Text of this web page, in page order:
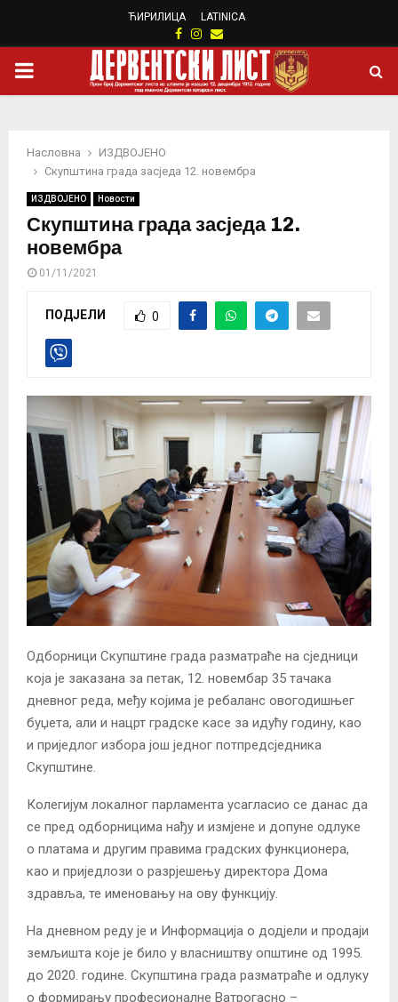
ЋИРИЛИЦА LATINICA
Facebook
Instagram
Email
PRIMARY
Насловна
ИЗДВОЈЕНО
Скупштина града засједа 12. новембра
ИЗДВОЈЕНО Новости
Скупштина града засједа 12.
новембра
01/11/2021
ПОДЈЕЛИ 0
Одборници Скупштине града разматраће на сједници
која је заказана за петак, 12. новембар 35 тачака
дневног реда, међу којима је ребаланс овогодишњег
буџета, али и нацрт градске касе за идућу годину, као
и приједлог избора још једног потпредсједника
Скупштине.
Колегијум локалног парламента усагласио се данас да
се пред одборницима нађу и измјене и допуне одлуке
о платама и другим правима градских функционера,
као и приједлози о разрјешењу директора Дома
здравља, те именовању на ову функцију.
На дневном реду је и Информација о додјели и продаји
земљишта које је било у власништву општине од 1995.
до 2020. године. Скупштина града разматраће и одлуку
о формирању професионалне Ватрогасно –